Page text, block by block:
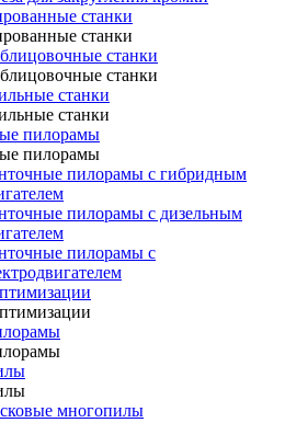
станки
станки
станки
станки
станки
станки
пилорамы
пилорамы
пилорамы с гибридным
пилорамы с дизельным
пилорамы с
многопилы